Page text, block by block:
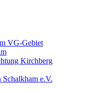
VG-Gebiet
Kirchberg
e.V.